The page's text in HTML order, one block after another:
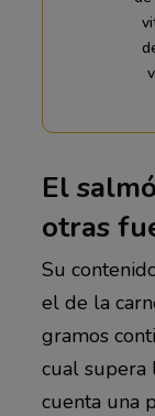
El
otras
Su
el de la
gramos
cual supera
cuenta una